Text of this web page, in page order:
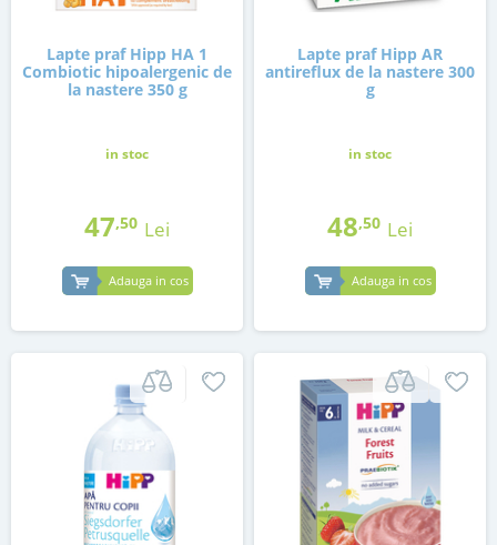
Lapte praf Hipp HA 1
Combiotic hipoalergenic de
la nastere 350 g
in stoc
47,50 Lei
Adauga in cos
Lapte praf Hipp AR
antireflux de la nastere 300
g
in stoc
48,50 Lei
Adauga in cos